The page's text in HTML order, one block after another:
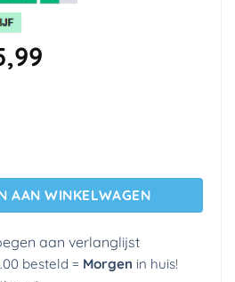
Huidige
Noordwand aantal
AAN WINKELWAGEN
aan verlanglijst
besteld = Morgen in huis!